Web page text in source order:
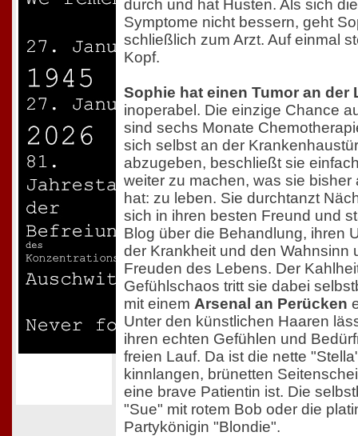
durch und hat Husten. Als sich die
Symptome nicht bessern, geht
schließlich zum Arzt. Auf einmal
Kopf.
Sophie hat einen Tumor an der
inoperabel. Die einzige Chance
sind sechs Monate
sich selbst an der Krankenhaustür
abzugeben, beschließt sie
weiter zu machen, was sie bisher
hat: zu leben. Sie durchtanzt
sich in ihren besten Freund und
Blog über die Behandlung, ihren
der Krankheit und den Wahnsinn
Freuden des Lebens. Der
Gefühlschaos tritt sie dabei
mit einem Arsenal an Perücken
Unter den künstlichen Haaren
ihren echten Gefühlen und
freien Lauf. Da ist die nette
kinnlangen, brünetten
eine brave Patientin ist. Die
"Sue" mit rotem Bob oder die
Partykönigin "Blondie".